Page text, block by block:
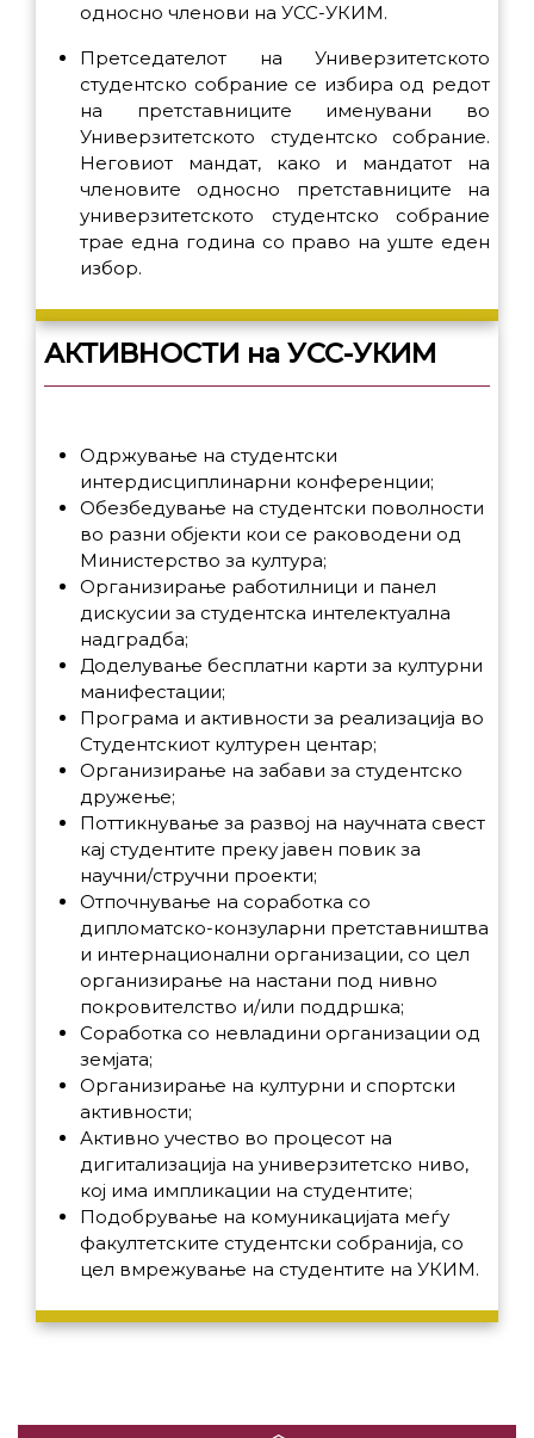
односно членови на УСС-УКИМ.
Претседателот на Универзитетското
студентско собрание се избира од редот
на претставниците именувани во
Универзитетското студентско собрание.
Неговиот мандат, како и мандатот на
членовите односно претставниците на
универзитетското студентско собрание
трае една година со право на уште еден
избор.
АКТИВНОСТИ на УСС-УКИМ
Одржување на студентски
интердисциплинарни конференции;
Обезбедување на студентски поволности
во разни објекти кои се раководени од
Министерство за култура;
Организирање работилници и панел
дискусии за студентска интелектуална
надградба;
Доделување бесплатни карти за културни
манифестации;
Програма и активности за реализација во
Студентскиот културен центар;
Организирање на забави за студентско
дружење;
Поттикнување за развој на научната свест
кај студентите преку јавен повик за
научни/стручни проекти;
Отпочнување на соработка со
дипломатско-конзуларни претставништва
и интернационални организации, со цел
организирање на настани под нивно
покровителство и/или поддршка;
Соработка со невладини организации од
земјата;
Организирање на културни и спортски
активности;
Активно учество во процесот на
дигитализација на универзитетско ниво,
кој има импликации на студентите;
Подобрување на комуникацијата меѓу
факултетските студентски собранија, со
цел вмрежување на студентите на УКИМ.